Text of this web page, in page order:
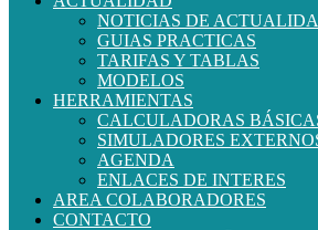
NOTICIAS DE
GUIAS PRACTICAS
TARIFAS Y TABLAS
MODELOS
HERRAMIENTAS
CALCULADORAS
SIMULADORES
AGENDA
ENLACES DE INTERES
AREA COLABORADORES
CONTACTO